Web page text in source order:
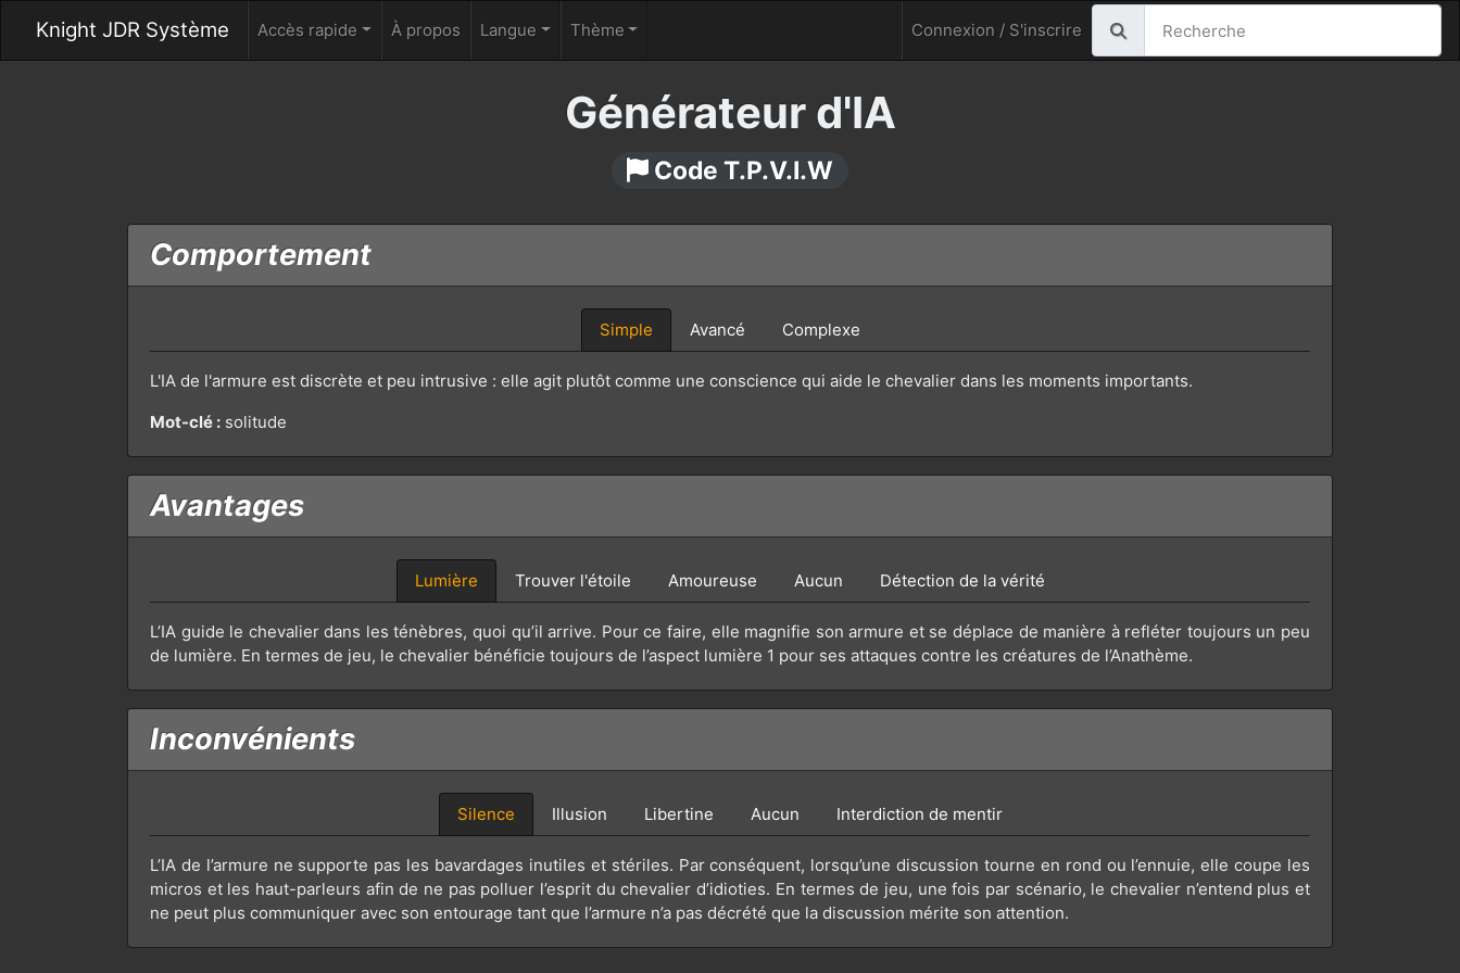
Knight JDR Système Accès rapide À propos Langue Thème Connexion / S'inscrire
Générateur d'IA
Code T.P.V.I.W
Comportement
Simple Avancé Complexe
L'IA de l'armure est discrète et peu intrusive : elle agit plutôt comme une conscience qui aide le chevalier dans les moments importants.
Mot-clé : solitude
Avantages
Lumière Trouver l'étoile Amoureuse Aucun Détection de la vérité
L’IA guide le chevalier dans les ténèbres, quoi qu’il arrive. Pour ce faire, elle magnifie son armure et se déplace de manière à refléter toujours un peu
de lumière. En termes de jeu, le chevalier bénéficie toujours de l’aspect lumière 1 pour ses attaques contre les créatures de l’Anathème.
Inconvénients
Silence Illusion Libertine Aucun Interdiction de mentir
L’IA de l’armure ne supporte pas les bavardages inutiles et stériles. Par conséquent, lorsqu’une discussion tourne en rond ou l’ennuie, elle coupe les
micros et les haut-parleurs afin de ne pas polluer l’esprit du chevalier d’idioties. En termes de jeu, une fois par scénario, le chevalier n’entend plus et
ne peut plus communiquer avec son entourage tant que l’armure n’a pas décrété que la discussion mérite son attention.